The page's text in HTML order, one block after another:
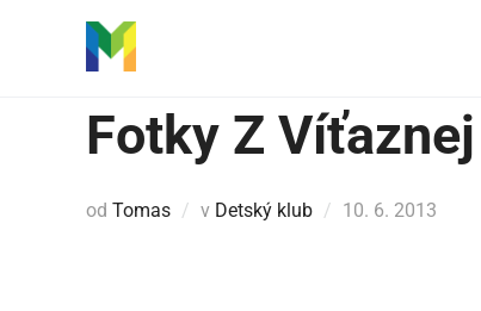
Fotky Z
od Tomas v Detský klub
Pridané
10. 6. 2013